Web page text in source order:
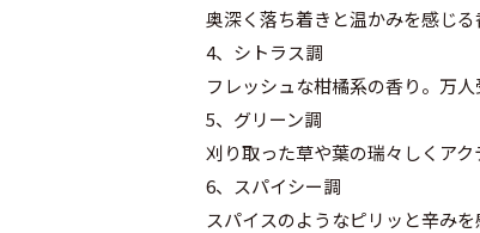
奥深く落ち着きと温かみを感じ
4、シトラス調
フレッシュな柑橘系の香り。万人
5、グリーン調
刈り取った草や葉の瑞々しくア
6、スパイシー調
スパイスのようなピリッと辛み